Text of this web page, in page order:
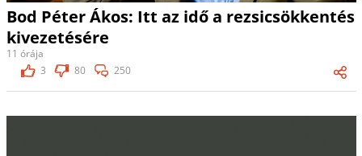
Bod Péter Ákos: Itt az idő a rezsicsökkentés
kivezetésére
11 órája
3
80 250